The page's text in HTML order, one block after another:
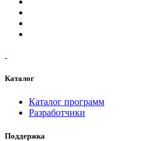
Каталог
Каталог программ
Разработчики
Поддержка